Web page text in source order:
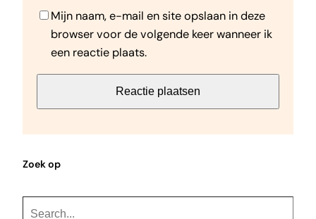
Mijn naam, e-mail en site opslaan in deze
browser voor de volgende keer wanneer ik
een reactie plaats.
Zoek op